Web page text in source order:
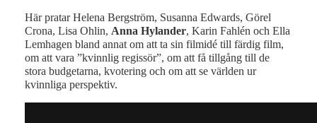
Här pratar Helena Bergström, Susanna Edwards, Görel
Crona, Lisa Ohlin, Anna Hylander, Karin Fahlén och Ella
Lemhagen bland annat om att ta sin filmidé till färdig film,
om att vara ”kvinnlig regissör”, om att få tillgång till de
stora budgetarna, kvotering och om att se världen ur
kvinnliga perspektiv.